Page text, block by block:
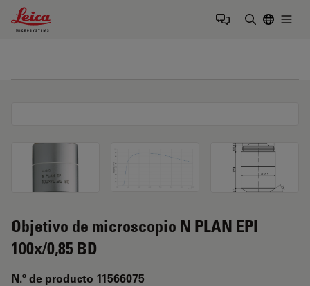
Leica Microsystems Logo
Objetivo de microscopio N PLAN EPI
100x/0,85 BD
N.º de producto 11566075